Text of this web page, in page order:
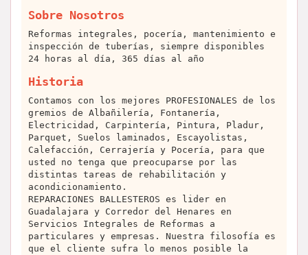
Sobre Nosotros
Reformas integrales, pocería, mantenimiento e
inspección de tuberías, siempre disponibles
24 horas al día, 365 días al año
Historia
Contamos con los mejores PROFESIONALES de los
gremios de Albañilería, Fontanería,
Electricidad, Carpintería, Pintura, Pladur,
Parquet, Suelos laminados, Escayolistas,
Calefacción, Cerrajería y Pocería, para que
usted no tenga que preocuparse por las
distintas tareas de rehabilitación y
acondicionamiento.
REPARACIONES BALLESTEROS es lider en
Guadalajara y Corredor del Henares en
Servicios Integrales de Reformas a
particulares y empresas. Nuestra filosofía es
que el cliente sufra lo menos posible la